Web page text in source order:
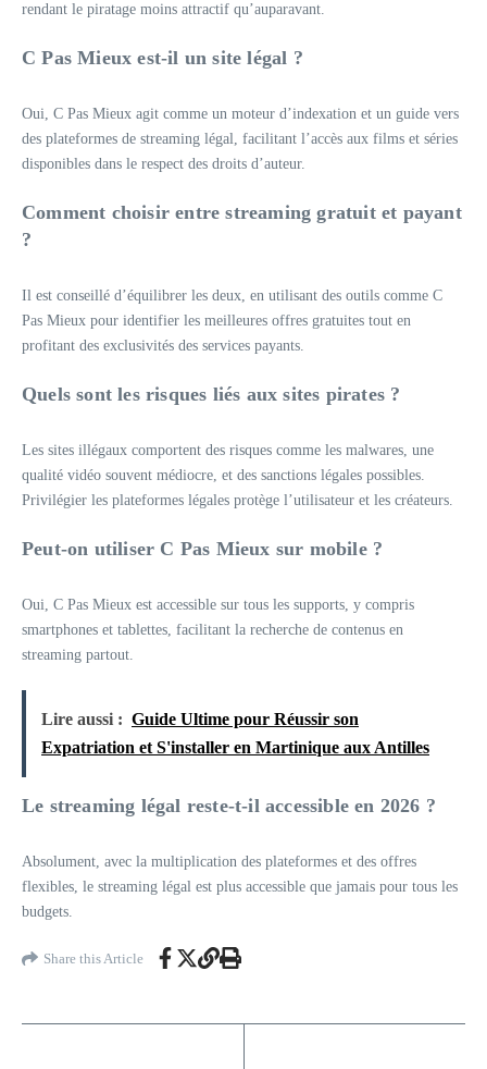
rendant le piratage moins attractif qu’auparavant.
C Pas Mieux est-il un site légal ?
Oui, C Pas Mieux agit comme un moteur d’indexation et un guide vers
des plateformes de streaming légal, facilitant l’accès aux films et séries
disponibles dans le respect des droits d’auteur.
Comment choisir entre streaming gratuit et payant
?
Il est conseillé d’équilibrer les deux, en utilisant des outils comme C
Pas Mieux pour identifier les meilleures offres gratuites tout en
profitant des exclusivités des services payants.
Quels sont les risques liés aux sites pirates ?
Les sites illégaux comportent des risques comme les malwares, une
qualité vidéo souvent médiocre, et des sanctions légales possibles.
Privilégier les plateformes légales protège l’utilisateur et les créateurs.
Peut-on utiliser C Pas Mieux sur mobile ?
Oui, C Pas Mieux est accessible sur tous les supports, y compris
smartphones et tablettes, facilitant la recherche de contenus en
streaming partout.
Lire aussi : Guide Ultime pour Réussir son
Expatriation et S'installer en Martinique aux Antilles
Le streaming légal reste-t-il accessible en 2026 ?
Absolument, avec la multiplication des plateformes et des offres
flexibles, le streaming légal est plus accessible que jamais pour tous les
budgets.
Share this Article